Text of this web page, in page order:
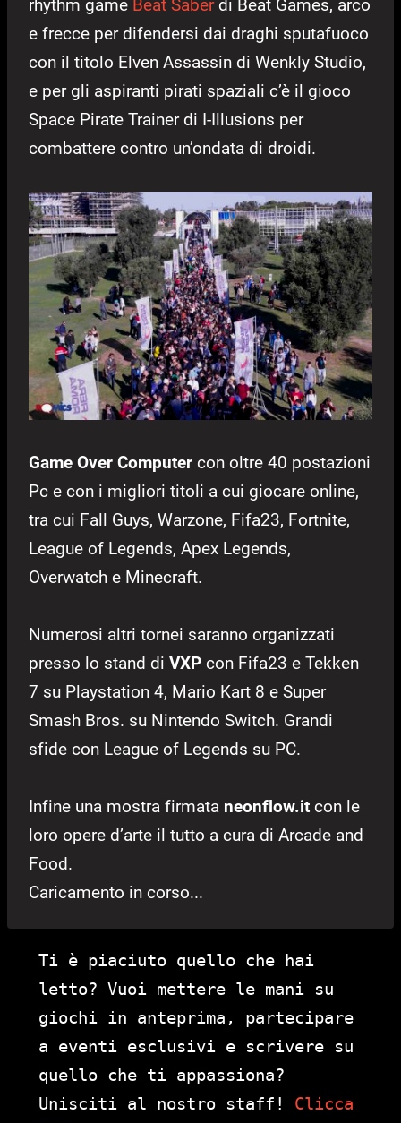
rhythm game Beat Saberdi Beat Games, arco
e frecce per difendersi dai draghi sputafuoco
con il titolo Elven Assassin di Wenkly Studio,
e per gli aspiranti pirati spaziali c’è il gioco
Space Pirate Trainer di I-Illusions per
combattere contro un’ondata di droidi.
Game Over Computer con oltre 40 postazioni
Pc e con i migliori titoli a cui giocare online,
tra cui Fall Guys, Warzone, Fifa23, Fortnite,
League of Legends, Apex Legends,
Overwatch e Minecraft.
Numerosi altri tornei saranno organizzati
presso lo stand di VXP con Fifa23 e Tekken
7 su Playstation 4, Mario Kart 8 e Super
Smash Bros. su Nintendo Switch. Grandi
sfide con League of Legends su PC.
Infine una mostra firmata neonflow.it con le
loro opere d’arte il tutto a cura di Arcade and
Food.
Caricamento in corso...
Ti è piaciuto quello che hai
letto? Vuoi mettere le mani su
giochi in anteprima, partecipare
a eventi esclusivi e scrivere su
quello che ti appassiona?
Unisciti al nostro staff! Clicca